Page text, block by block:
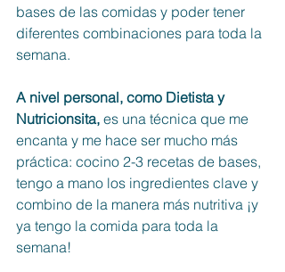
bases de las comidas y poder tener
diferentes combinaciones para toda la
semana.
A nivel personal, como Dietista y
Nutricionsita, es una técnica que me
encanta y me hace ser mucho más
práctica: cocino 2-3 recetas de bases,
tengo a mano los ingredientes clave y
combino de la manera más nutritiva ¡y
ya tengo la comida para toda la
semana!